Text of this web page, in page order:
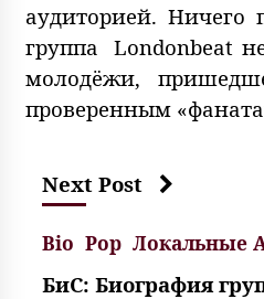
аудиторией. Ничего
группа Londonbeat
молодёжи,
проверенным
Next Post
Bio Pop Локальные
БиС: Биография